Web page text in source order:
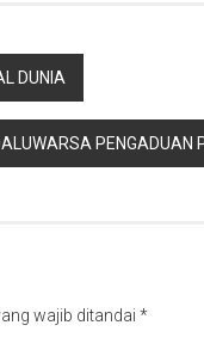
DUNIA
PENGADUAN
wajib ditandai *